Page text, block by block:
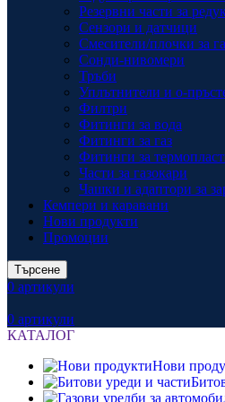
Резервни части за
Сензори и датчици
Смесители/плочки за
Сонди-нивомери
Тръби
Уплътнители и о-
Филтри
Фитинги за вода
Фитинги за газ
Фитинги за
Части за газокари
Чашки и адаптори за
Кемпери и каравани
Нови продукти
Промоции
Търсене
0 артикули
0 артикули
КАТАЛОГ
Нови